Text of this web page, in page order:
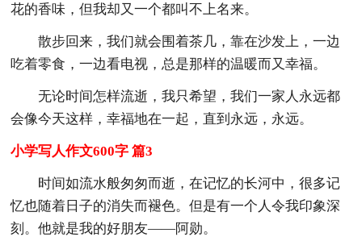
花的香味，但我却又一个都叫不上名来。
散步回来，我们就会围着茶几，靠在沙发上，一边
吃着零食，一边看电视，总是那样的温暖而又幸福。
无论时间怎样流逝，我只希望，我们一家人永远都
会像今天这样，幸福地在一起，直到永远，永远。
小学写人作文600字 篇3
时间如流水般匆匆而逝，在记忆的长河中，很多记
忆也随着日子的消失而褪色。但是有一个人令我印象深
刻。他就是我的好朋友——阿勋。